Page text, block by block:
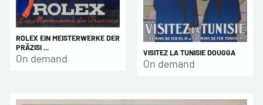
ROLEX EIN MEISTERWERKE DER
PRÄZISI ...
On demand VISITEZ LA TUNISIE DOUGGA
On demand